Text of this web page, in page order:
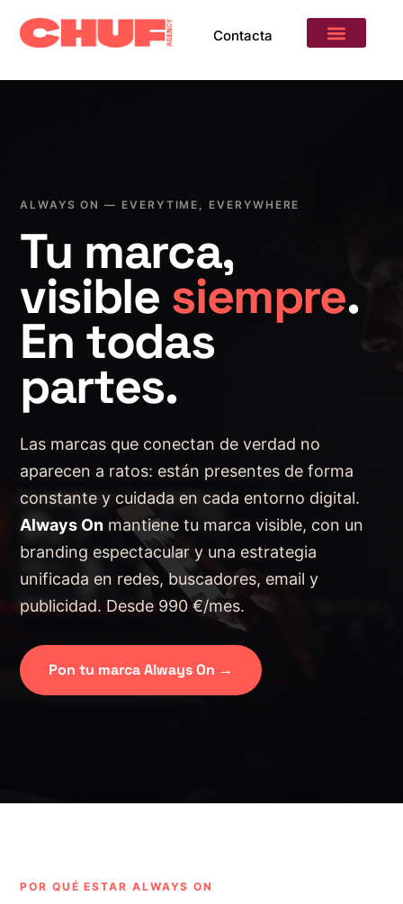
Contacta
ALWAYS ON — EVERYTIME, EVERYWHERE
Tu marca,
visible siempre.
En todas
partes.
Las marcas que conectan de verdad no
aparecen a ratos: están presentes de forma
constante y cuidada en cada entorno digital.
Always On mantiene tu marca visible, con un
branding espectacular y una estrategia
unificada en redes, buscadores, email y
publicidad. Desde 990 €/mes.
Pon tu marca Always On →
POR QUÉ ESTAR ALWAYS ON